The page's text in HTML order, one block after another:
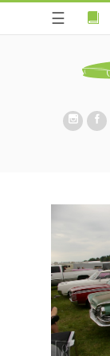
☰